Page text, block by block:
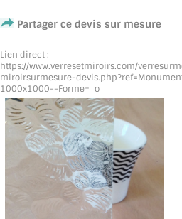
Partager ce devis sur mesure
Lien direct :
https://www.verresetmiroirs.com/
miroirsurmesure-
1000x1000--Forme=_o_